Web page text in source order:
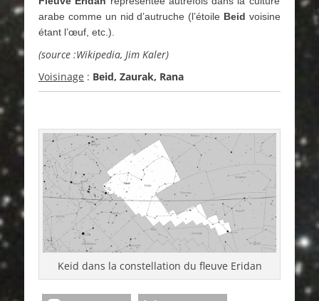
arabe comme un nid d’autruche (l’étoile Beid voisine
étant l’œuf, etc.).
(source :Wikipedia, Jim Kaler)
Voisinage : Beid, Zaurak, Rana
Keid dans la constellation du fleuve Eridan